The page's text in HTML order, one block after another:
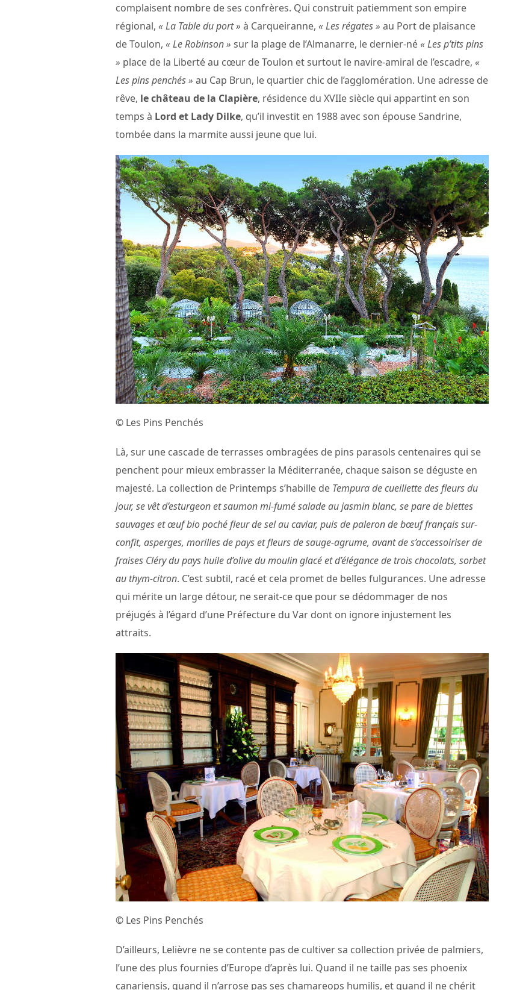
complaisent nombre de ses confrères. Qui construit patiemment son empire
régional, « La Table du port » à Carqueiranne, « Les régates » au Port de plaisance
de Toulon, « Le Robinson » sur la plage de l’Almanarre, le dernier-né« Les p’tits pins
» place de la Liberté au cœur de Toulon et surtout le navire-amiral de l’escadre, «
Les pins penchés » au Cap Brun, le quartier chic de l’agglomération. Une adresse de
rêve, le château de la Clapière, résidence du XVIIe siècle qui appartint en son
temps à Lord et Lady Dilke, qu’il investit en 1988 avec son épouse Sandrine,
tombée dans la marmite aussi jeune que lui.
© Les Pins Penchés
Là, sur une cascade de terrasses ombragées de pins parasols centenaires qui se
penchent pour mieux embrasser la Méditerranée, chaque saison se déguste en
majesté. La collection de Printemps s’habille de Tempura de cueillette des fleurs du
jour, se vêt d’esturgeon et saumon mi-fumé salade au jasmin blanc, se pare de blettes
sauvages et œuf bio poché fleur de sel au caviar, puis de paleron de bœuf français sur-
confit, asperges, morilles de pays et fleurs de sauge-agrume, avant de s’accessoiriser de
fraises Cléry du pays huile d’olive du moulin glacé et d’élégance de trois chocolats, sorbet
au thym-citron. C’est subtil, racé et cela promet de belles fulgurances. Une adresse
qui mérite un large détour, ne serait-ce que pour se dédommager de nos
préjugés à l’égard d’une Préfecture du Var dont on ignore injustement les
attraits.
© Les Pins Penchés
D’ailleurs, Lelièvre ne se contente pas de cultiver sa collection privée de palmiers,
l’une des plus fournies d’Europe d’après lui. Quand il ne taille pas ses phoenix
canariensis, quand il n’arrose pas ses chamareops humilis, et quand il ne chérit